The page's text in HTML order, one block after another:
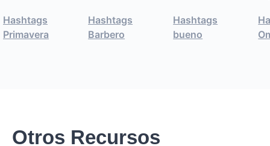
Hashtags
Primavera
Hashtags
Barbero
Hashtags
bueno
Otros Recursos